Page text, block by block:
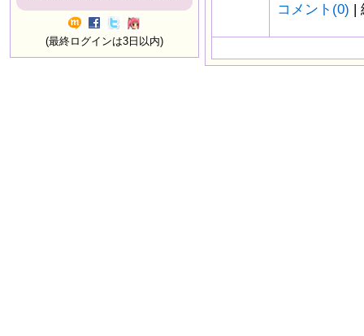
(最終ログインは3日以内)
コメント(0) |